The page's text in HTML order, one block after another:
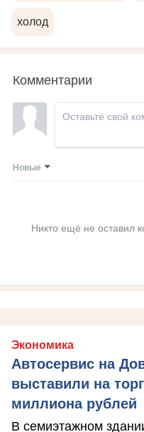
холод
Комментарии
Новые
Никто ещё не оставил
Экономика
Автосервис на
выставили на
миллиона рублей
В семиэтажном